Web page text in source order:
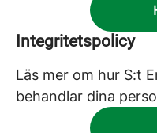
Integritetspolicy
Läs mer om hur S:t
behandlar dina